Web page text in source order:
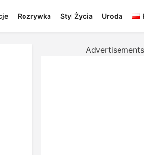
Rozrywka Styl Życia Uroda
Advertisements